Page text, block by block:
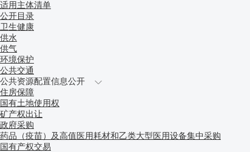
适用主体清单
公开目录
卫生健康
供水
供气
环境保护
公共交通
公共资源配置信息公开
住房保障
国有土地使用权
矿产权出让
政府采购
药品（疫苗）及高值医用耗材和乙类大型医用设备集中采购
国有产权交易